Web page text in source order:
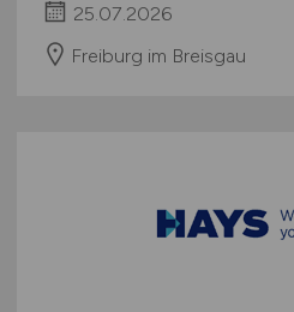
25.07.2026
Freiburg im Breisgau